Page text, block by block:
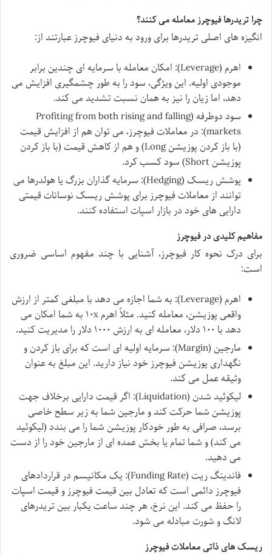
چرا تریدرها فیوچرز معامله می کنند؟
انگیزه های اصلی تریدرها برای ورود به دنیای فیوچرز عبارتند از:
اهرم (Leverage): امکان معامله با سرمایه ای چندین برابر
موجودی اولیه. این ویژگی، سود را به طور چشمگیری افزایش می
دهد، اما زیان را نیز به همان نسبت تشدید می کند.
سود دوطرفه (Profiting from both rising and falling
markets): در معاملات فیوچرز، می توان هم از افزایش قیمت
(با باز کردن پوزیشن Long) و هم از کاهش قیمت (با باز کردن
پوزیشن Short) سود کسب کرد.
پوشش ریسک (Hedging): سرمایه گذاران بزرگ یا هولدرها می
توانند از معاملات فیوچرز برای پوشش ریسک نوسانات قیمتی
دارایی های خود در بازار اسپات استفاده کنند.
مفاهیم کلیدی در فیوچرز
برای درک نحوه کار فیوچرز، آشنایی با چند مفهوم اساسی ضروری
است:
اهرم (Leverage): به شما اجازه می دهد با مبلغی کمتر از ارزش
واقعی پوزیشن، معامله کنید. مثلاً اهرم ۱۰x به شما امکان می
دهد با ۱۰۰ دلار، معامله ای به ارزش ۱۰۰۰ دلار را مدیریت کنید.
مارجین (Margin): سرمایه اولیه ای است که برای باز کردن و
نگهداری پوزیشن فیوچرز خود نیاز دارید. این مبلغ به عنوان
وثیقه عمل می کند.
لیکوئید شدن (Liquidation): اگر قیمت دارایی برخلاف جهت
پوزیشن شما حرکت کند و مارجین شما به زیر سطح خاصی
برسد، صرافی به طور خودکار پوزیشن شما را می بندد (لیکوئید
می کند) و شما تمام یا بخش عمده ای از مارجین خود را از دست
می دهید.
فاندینگ ریت (Funding Rate): یک مکانیسم در قراردادهای
فیوچرز دائمی است که تعادل بین قیمت فیوچرز و قیمت اسپات
را حفظ می کند. این نرخ، هر چند ساعت یکبار بین تریدرهای
لانگ و شورت مبادله می شود.
ریسک های ذاتی معاملات فیوچرز